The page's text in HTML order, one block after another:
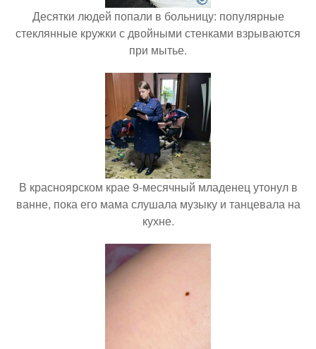
Десятки людей попали в больницу: популярные
стеклянные кружки с двойными стенками взрываются
при мытье.
В красноярском крае 9-месячный младенец утонул в
ванне, пока его мама слушала музыку и танцевала на
кухне.